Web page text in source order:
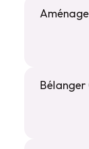
Bélanger